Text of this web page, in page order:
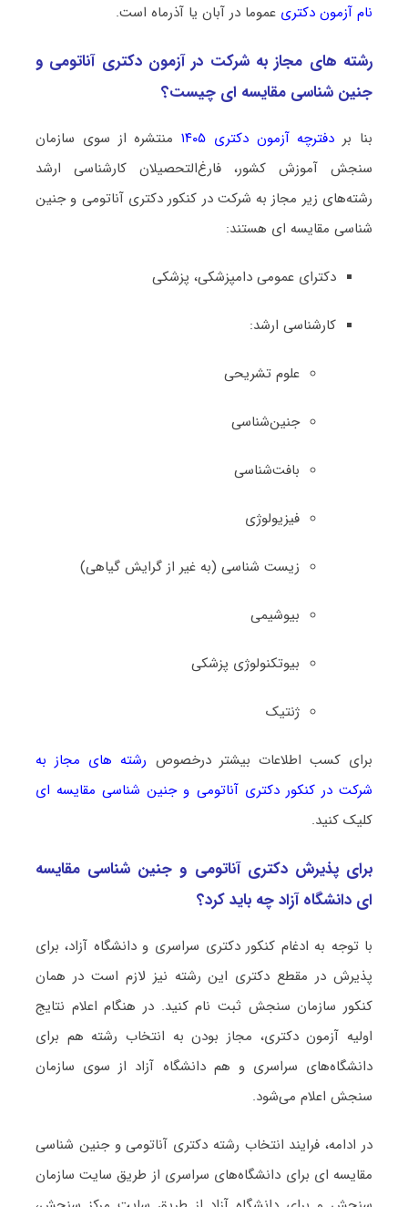
نام آزمون دکتری عموما در آبان یا آذرماه است.
رشته­ های مجاز به شرکت در آزمون دکتری آﻧﺎﺗﻮمی و
ﺟﻨﻴﻦ ﺷﻨﺎسی ﻣﻘﺎﻳﺴﻪ ای چیست؟
بنا بر دفترچه آزمون دکتری ۱۴۰۵
منتشره از سوی سازمان
سنجش آموزش کشور، فارغ‌التحصیلان کارشناسی ارشد
رشته‌های زیر مجاز به شرکت در کنکور دکتری آﻧﺎﺗﻮمی و ﺟﻨﻴﻦ
ﺷﻨﺎسی ﻣﻘﺎﻳﺴﻪ ای هستند:
دکترای عمومی دامپزشکی، پزشکی
کارشناسی ارشد:
علوم تشریحی
جنین‌شناسی
بافت‌شناسی
فیزیولوژی
زیست ‌شناسی (به غیر از گرایش گیاهی)
بیوشیمی
بیوتکنولوژی پزشکی
ژنتیک
برای کسب اطلاعات بیشتر درخصوص رشته های مجاز به
شرکت در کنکور دکتری آﻧﺎﺗﻮمی و ﺟﻨﻴﻦ ﺷﻨﺎسی ﻣﻘﺎﻳﺴﻪ ای
کلیک کنید.
برای پذیرش دکتری آﻧﺎﺗﻮمی و ﺟﻨﻴﻦ ﺷﻨﺎسی ﻣﻘﺎﻳﺴﻪ
ای دانشگاه آزاد چه باید کرد؟
با توجه به ادغام کنکور دکتری سراسری و دانشگاه آزاد، برای
پذیرش در مقطع دکتری این رشته نیز لازم است در همان
کنکور سازمان سنجش ثبت نام کنید. در هنگام اعلام نتایج
اولیه آزمون دکتری، مجاز بودن به انتخاب رشته هم برای
دانشگاه‌های سراسری و هم دانشگاه آزاد از سوی سازمان
سنجش اعلام می‌شود.
در ادامه، فرایند انتخاب رشته دکتری آﻧﺎﺗﻮمی و ﺟﻨﻴﻦ ﺷﻨﺎسی
ﻣﻘﺎﻳﺴﻪ ای برای دانشگاه‌های سراسری از طریق سایت سازمان